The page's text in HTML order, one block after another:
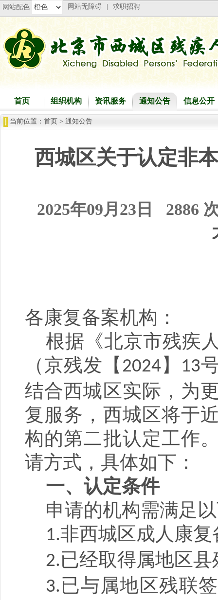
网站配色 网站无障碍 求职招聘
首页 组织机构 资讯服务 通知公告 信息公开
当前位置： 首页 > 通知公告
西城区关于认定非
2025年09月23日
2886
各康复备案机构：
根据《北京市残疾
（京残发【 2024 】 13
结合西城区实际，为
复服务，西城区将于
构的第二批认定工作
请方式， 具体如下：
一、 认定条件
申请的机构需满足
1.非西城区成人康复
2.已经取得属地区县
3.已与属地区残联